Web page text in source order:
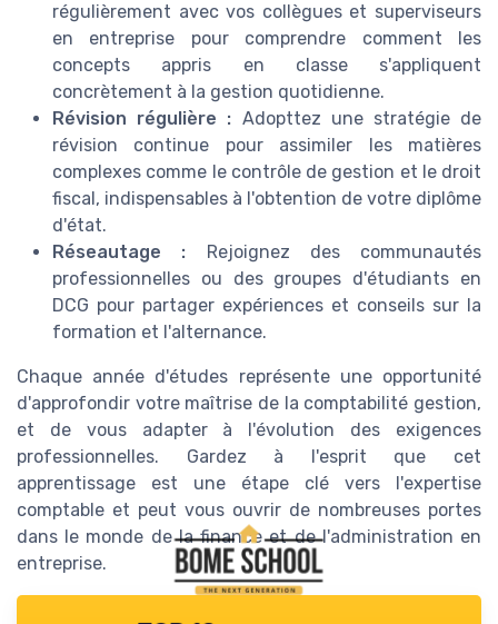
régulièrement avec vos collègues et superviseurs
en entreprise pour comprendre comment les
concepts appris en classe s'appliquent
concrètement à la gestion quotidienne.
Révision régulière : Adopttez une stratégie de
révision continue pour assimiler les matières
complexes comme le contrôle de gestion et le droit
fiscal, indispensables à l'obtention de votre diplôme
d'état.
Réseautage : Rejoignez des communautés
professionnelles ou des groupes d'étudiants en
DCG pour partager expériences et conseils sur la
formation et l'alternance.
Chaque année d'études représente une opportunité
d'approfondir votre maîtrise de la comptabilité gestion,
et de vous adapter à l'évolution des exigences
professionnelles. Gardez à l'esprit que cet
apprentissage est une étape clé vers l'expertise
comptable et peut vous ouvrir de nombreuses portes
dans le monde de la finance et de l'administration en
entreprise.